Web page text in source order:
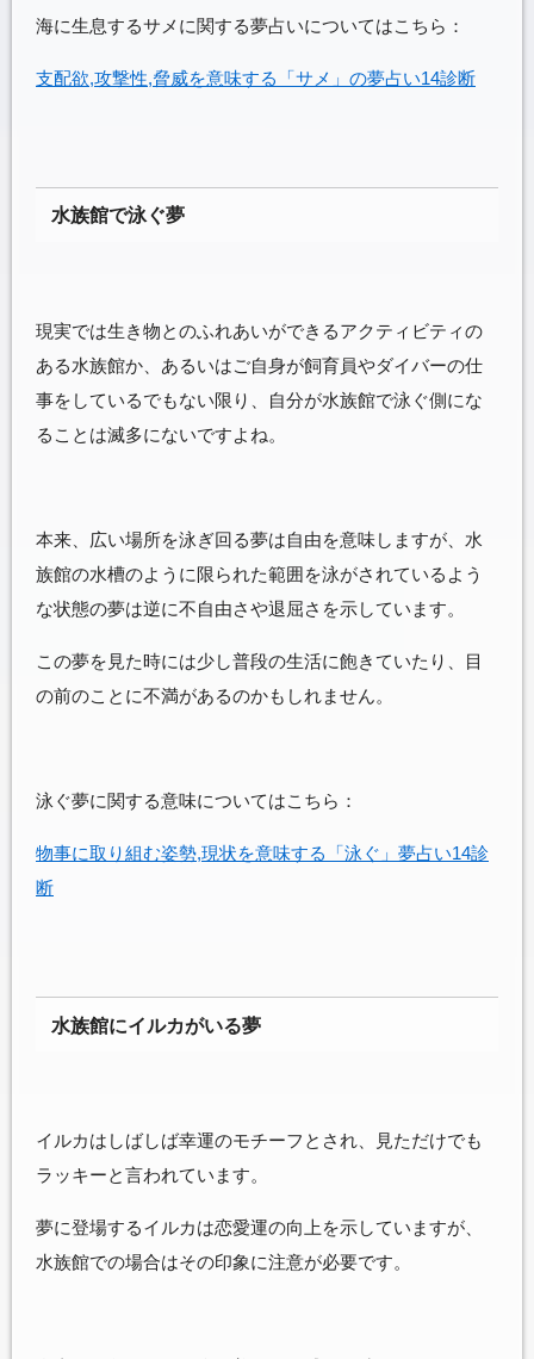
海に生息するサメに関する夢占いについてはこちら：
支配欲,攻撃性,脅威を意味する「サメ」の夢占い14診断
水族館で泳ぐ夢
現実では生き物とのふれあいができるアクティビティの
ある水族館か、あるいはご自身が飼育員やダイバーの仕
事をしているでもない限り、自分が水族館で泳ぐ側にな
ることは滅多にないですよね。
本来、広い場所を泳ぎ回る夢は自由を意味しますが、水
族館の水槽のように限られた範囲を泳がされているよう
な状態の夢は逆に不自由さや退屈さを示しています。
この夢を見た時には少し普段の生活に飽きていたり、目
の前のことに不満があるのかもしれません。
泳ぐ夢に関する意味についてはこちら：
物事に取り組む姿勢,現状を意味する「泳ぐ」夢占い14診
断
水族館にイルカがいる夢
イルカはしばしば幸運のモチーフとされ、見ただけでも
ラッキーと言われています。
夢に登場するイルカは恋愛運の向上を示していますが、
水族館での場合はその印象に注意が必要です。